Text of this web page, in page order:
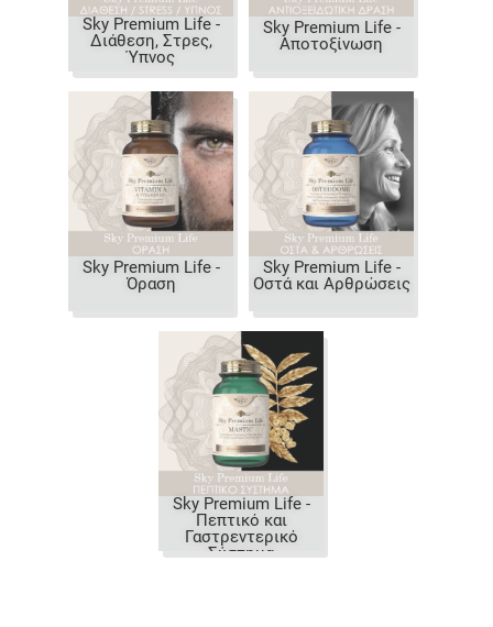
Sky Premium Life -
Διάθεση, Στρες,
Ύπνος
Sky Premium Life -
Αποτοξίνωση
Sky Premium Life -
Όραση
Sky Premium Life -
Οστά και Αρθρώσεις
Sky Premium Life -
Πεπτικό και
Γαστρεντερικό
Σύστημα